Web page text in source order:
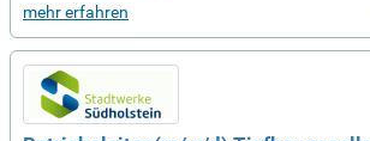
mehr erfahren